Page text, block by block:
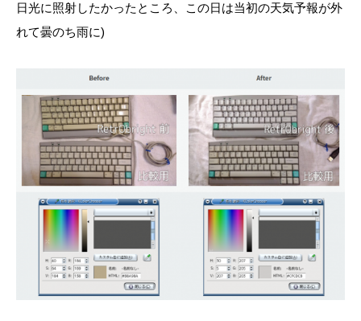
日光に照射したかったところ、この日は当初の天気予報が外
れて曇のち雨に)